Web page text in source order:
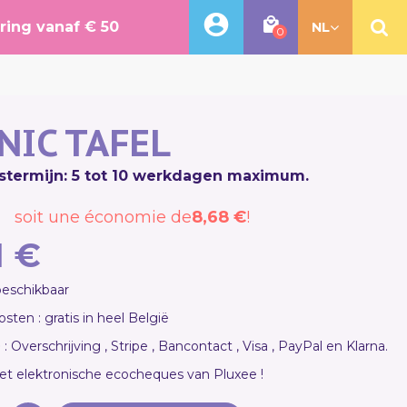
vanaf € 50 0 NL
TAFEL
5 tot 10 werkdagen maximum.
soit une économie de8,68 €!
€
: gratis in heel België
Overschrijving , Stripe , Bancontact , Visa , PayPal en Klarna.
elektronische ecocheques van Pluxee !